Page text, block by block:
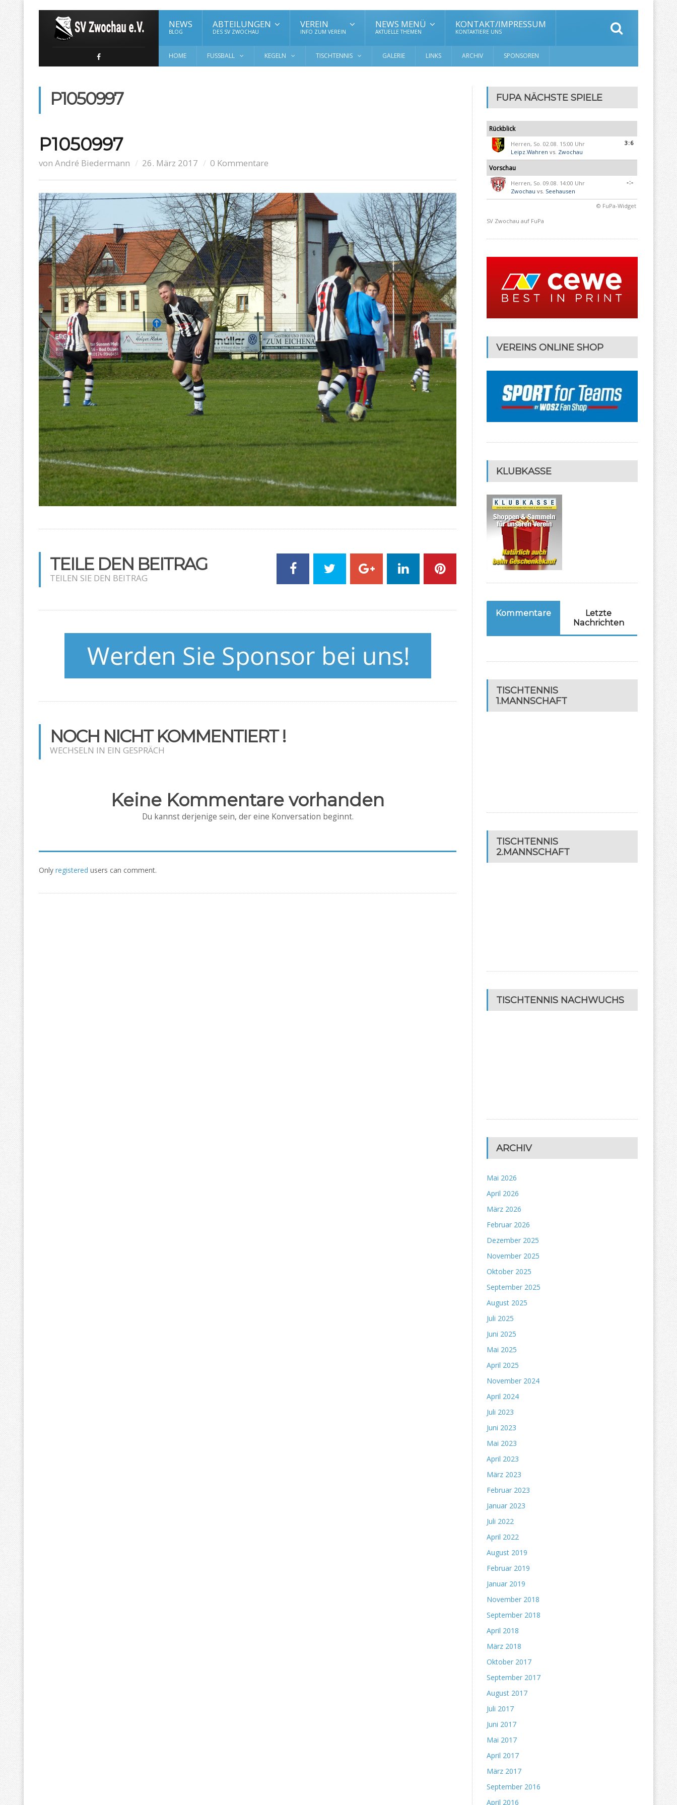
NEWS
BLOG
ABTEILUNGEN
DES SV ZWOCHAU
VEREIN
INFO ZUM VEREIN
NEWS MENÜ
AKTUELLE THEMEN
KONTAKT/IMPRESSUM
KONTAKTIERE UNS
HOME FUSSBALL KEGELN TISCHTENNIS GALERIE LINKS ARCHIV SPONSOREN
P1050997
P1050997
von André Biedermann 26. März 2017 0 Kommentare
TEILE DEN BEITRAG
TEILEN SIE DEN BEITRAG
NOCH NICHT KOMMENTIERT !
WECHSELN IN EIN GESPRÄCH
Keine Kommentare vorhanden
Du kannst derjenige sein, der eine Konversation beginnt.
Only registered users can comment.
FUPA NÄCHSTE SPIELE
Rückblick
Herren, So. 02.08. 15:00 Uhr
Leipz.Wahren vs. Zwochau
3:6
Vorschau
Herren, So. 09.08. 14:00 Uhr
Zwochau vs. Seehausen
-:-
© FuPa-Widget
SV Zwochau auf FuPa
VEREINS ONLINE SHOP
KLUBKASSE
Kommentare
Letzte
Nachrichten
TISCHTENNIS
1.MANNSCHAFT
TISCHTENNIS
2.MANNSCHAFT
TISCHTENNIS NACHWUCHS
ARCHIV
Mai 2026
April 2026
März 2026
Februar 2026
Dezember 2025
November 2025
Oktober 2025
September 2025
August 2025
Juli 2025
Juni 2025
Mai 2025
April 2025
November 2024
April 2024
Juli 2023
Juni 2023
Mai 2023
April 2023
März 2023
Februar 2023
Januar 2023
Juli 2022
April 2022
August 2019
Februar 2019
Januar 2019
November 2018
September 2018
April 2018
März 2018
Oktober 2017
September 2017
August 2017
Juli 2017
Juni 2017
Mai 2017
April 2017
März 2017
September 2016
April 2016